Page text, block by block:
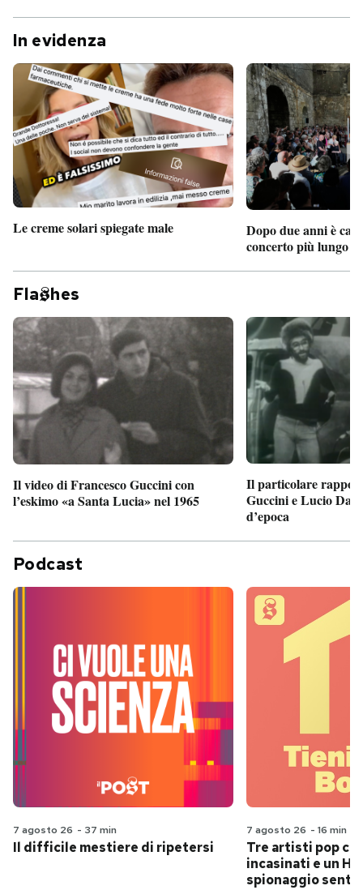
In evidenza
Le creme solari spiegate male
Dopo due anni è
concerto più lungo
Fla hes
Il video di Francesco Guccini con
l’eskimo «a Santa Lucia» nel 1965
Il particolare
Guccini e Lucio
d’epoca
Podcast
7 agosto 26 - 37 min
Il difficile mestiere di ripetersi
7 agosto 26 - 16 min
Tre artisti pop
incasinati e un
spionaggio